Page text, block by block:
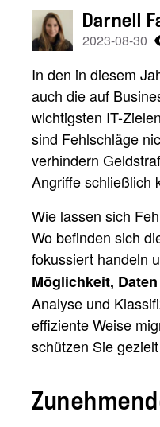
Darnell
2023-08-30
In den in diesem
auch die auf
wichtigsten IT-
sind Fehlschläge
verhindern
Angriffe schließlich
Wie lassen sich
Wo befinden sich
fokussiert handeln
Möglichkeit,
Analyse und
effiziente Weise
schützen Sie